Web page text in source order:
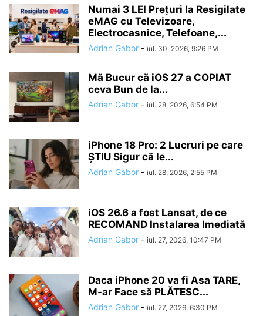
Numai 3 LEI Prețuri la Resigilate
eMAG cu Televizoare,
Electrocasnice, Telefoane,...
Adrian Gabor - iul. 30, 2026, 9:26 PM
Mă Bucur că iOS 27 a COPIAT
ceva Bun de la...
Adrian Gabor - iul. 28, 2026, 6:54 PM
iPhone 18 Pro: 2 Lucruri pe care
ȘTIU Sigur că le...
Adrian Gabor - iul. 28, 2026, 2:55 PM
iOS 26.6 a fost Lansat, de ce
RECOMAND Instalarea Imediată
Adrian Gabor - iul. 27, 2026, 10:47 PM
Daca iPhone 20 va fi Asa TARE,
M-ar Face să PLĂTESC...
Adrian Gabor - iul. 27, 2026, 6:30 PM